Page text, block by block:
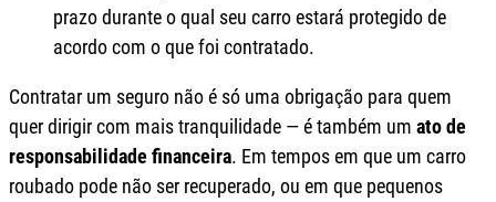
prazo durante o qual seu carro estará protegido de
acordo com o que foi contratado.
Contratar um seguro não é só uma obrigação para quem
quer dirigir com mais tranquilidade — é também um ato de
responsabilidade financeira. Em tempos em que um carro
roubado pode não ser recuperado, ou em que pequenos